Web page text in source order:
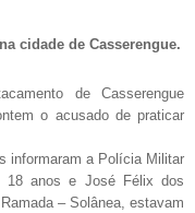
cidade de Casserengue.
de Casserengue
o acusado de praticar
informaram a Polícia Militar
18 anos e José Félix dos
– Solânea, estavam